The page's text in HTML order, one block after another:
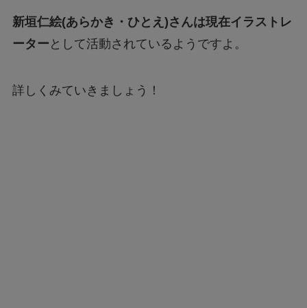
新垣仁絵(あらかき・ひとえ)さんは現在イラストレ
ーター として活動されているようですよ。
詳しくみていきましょう！